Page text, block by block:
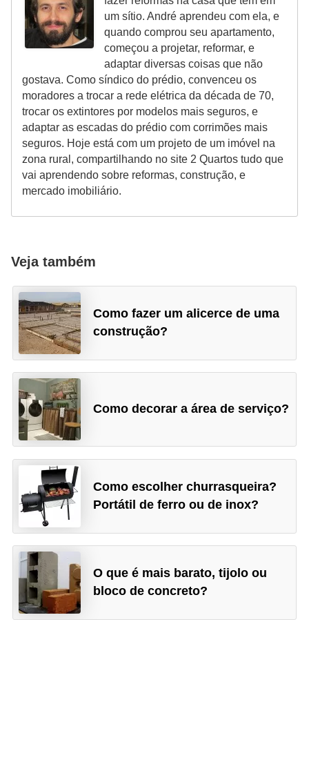
um sítio. André aprendeu com ela, e
quando comprou seu apartamento,
começou a projetar, reformar, e
adaptar diversas coisas que não
gostava. Como síndico do prédio, convenceu os
moradores a trocar a rede elétrica da década de 70,
trocar os extintores por modelos mais seguros, e
adaptar as escadas do prédio com corrimões mais
seguros. Hoje está com um projeto de um imóvel na
zona rural, compartilhando no site 2 Quartos tudo que
vai aprendendo sobre reformas, construção, e
mercado imobiliário.
Veja também
Como fazer um alicerce de uma
construção?
Como decorar a área de serviço?
Como escolher churrasqueira?
Portátil de ferro ou de inox?
O que é mais barato, tijolo ou
bloco de concreto?